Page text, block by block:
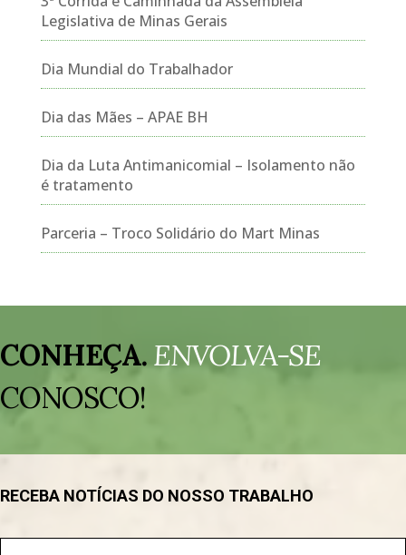
Legislativa de Minas Gerais
Dia Mundial do Trabalhador
Dia das Mães – APAE BH
Dia da Luta Antimanicomial – Isolamento não
é tratamento
Parceria – Troco Solidário do Mart Minas
de
vídeo
CONHEÇA.ENVOLVA-SE
CONOSCO!
RECEBA NOTÍCIAS DO NOSSO TRABALHO